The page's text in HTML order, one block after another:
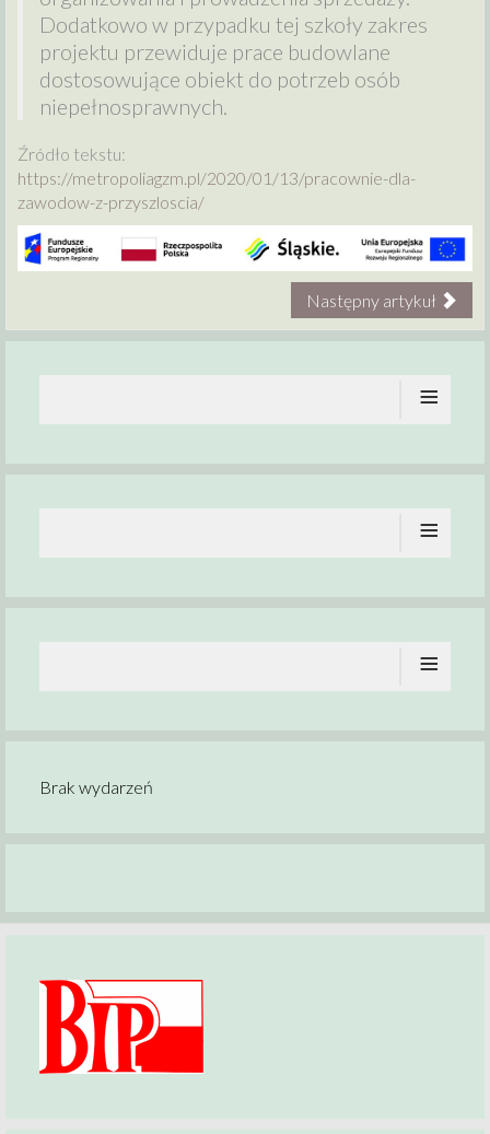
Dodatkowo w przypadku tej szkoły zakres
projektu przewiduje prace budowlane
dostosowujące obiekt do potrzeb osób
niepełnosprawnych.
Źródło tekstu:
https://metropoliagzm.pl/2020/01/13/pracownie-dla-
zawodow-z-przyszloscia/
Następny artykuł
≡
≡
≡
Brak wydarzeń